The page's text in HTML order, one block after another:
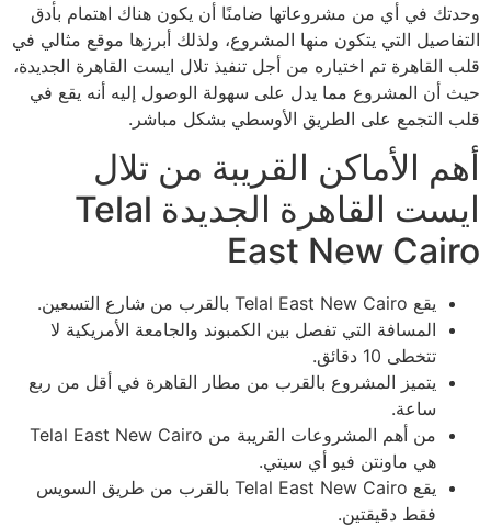
وحدتك في أي من مشروعاتها ضامنًا أن يكون هناك اهتمام بأدق
التفاصيل التي يتكون منها المشروع، ولذلك أبرزها موقع مثالي في
قلب القاهرة تم اختياره من أجل تنفيذ تلال ايست القاهرة الجديدة،
حيث أن المشروع مما يدل على سهولة الوصول إليه أنه يقع في
قلب التجمع على الطريق الأوسطي بشكل مباشر.
أهم الأماكن القريبة من تلال
ايست القاهرة الجديدة Telal
East New Cairo
يقع Telal East New Cairo بالقرب من شارع التسعين.
المسافة التي تفصل بين الكمبوند والجامعة الأمريكية لا
تتخطى 10 دقائق.
يتميز المشروع بالقرب من مطار القاهرة في أقل من ربع
ساعة.
من أهم المشروعات القريبة من Telal East New Cairo
هي ماونتن فيو أي سيتي.
يقع Telal East New Cairo بالقرب من طريق السويس
فقط دقيقتين.